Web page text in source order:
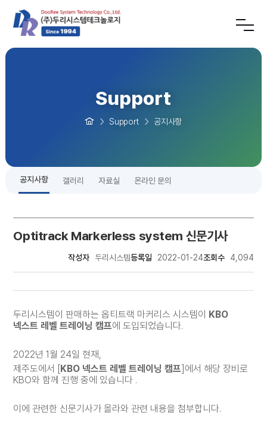
Support
Support 공지사항
공지사항 갤러리 자료실 온라인 문의
Optitrack Markerless system 신문기사
작성자 두리시스템등록일 2022-01-24조회수 4,094
두리시스템이 판매하는 옵티트랙 마커리스 시스템이 KBO
넥스트 레벨 트레이닝 캠프에 도입되었습니다.
2022년 1월 24일 현재,
제주도에서 [KBO 넥스트 레벨 트레이닝 캠프]에서 해당 장비로
KBO와 함께 진행 중에 있습니다 .
이에 관련한 신문기사가 올라와 관련 내용을 첨부합니다.